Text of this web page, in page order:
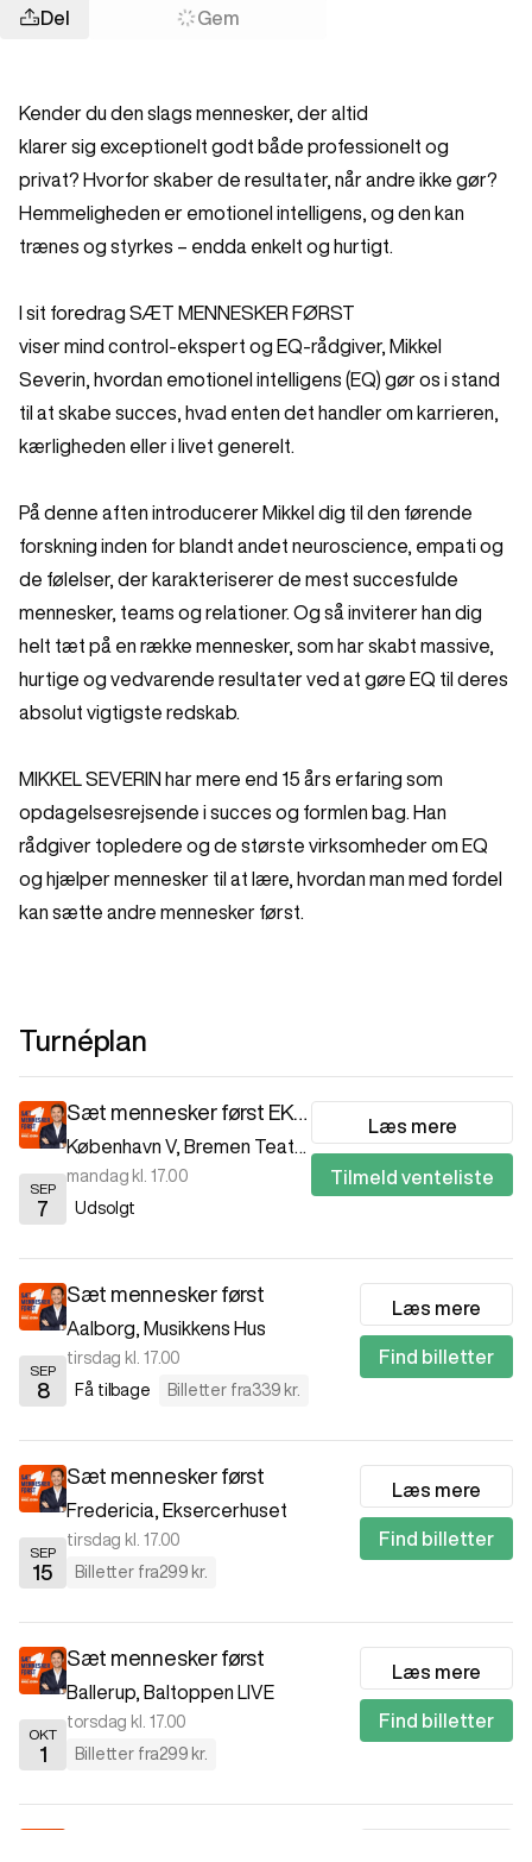
Del Gem
Kender du den slags mennesker, der altid
klarer sig exceptionelt godt både professionelt og
privat? Hvorfor skaber de resultater, når andre ikke gør?
Hemmeligheden er emotionel intelligens, og den kan
trænes og styrkes – endda enkelt og hurtigt.
I sit foredrag SÆT MENNESKER FØRST
viser mind control-ekspert og EQ-rådgiver, Mikkel
Severin, hvordan emotionel intelligens (EQ) gør os i stand
til at skabe succes, hvad enten det handler om karrieren,
kærligheden eller i livet generelt.
På denne aften introducerer Mikkel dig til den førende
forskning inden for blandt andet neuroscience, empati og
de følelser, der karakteriserer de mest succesfulde
mennesker, teams og relationer. Og så inviterer han dig
helt tæt på en række mennesker, som har skabt massive,
hurtige og vedvarende resultater ved at gøre EQ til deres
absolut vigtigste redskab.
MIKKEL SEVERIN har mere end 15 års erfaring som
opdagelsesrejsende i succes og formlen bag. Han
rådgiver topledere og de største virksomheder om EQ
og hjælper mennesker til at lære, hvordan man med fordel
kan sætte andre mennesker først.
Turnéplan
SEP
7
Sæt mennesker først EKSTRA
København V, Bremen Teater
mandag kl. 17.00
Udsolgt
Læs mere
Tilmeld venteliste
SEP
8
Sæt mennesker først
Aalborg, Musikkens Hus
tirsdag kl. 17.00
Få tilbage
Billetter fra339 kr.
Læs mere
Find billetter
SEP
15
Sæt mennesker først
Fredericia, Eksercerhuset
tirsdag kl. 17.00
Billetter fra299 kr.
Læs mere
Find billetter
OKT
1
Sæt mennesker først
Ballerup, Baltoppen LIVE
torsdag kl. 17.00
Billetter fra299 kr.
Læs mere
Find billetter